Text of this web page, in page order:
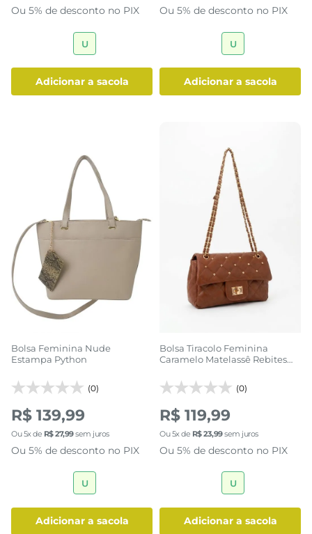
Ou 5% de desconto no PIX
U
adicionar a sacola
Ou 5% de desconto no PIX
U
adicionar a sacola
Bolsa Feminina Nude
Estampa Python
(0)
R$ 139,99
Ou5x de R$27,99sem juros
Ou 5% de desconto no PIX
U
adicionar a sacola
Bolsa Tiracolo Feminina
Caramelo Matelassê Rebites
(0)
R$ 119,99
Ou5x de R$23,99sem juros
Ou 5% de desconto no PIX
U
adicionar a sacola